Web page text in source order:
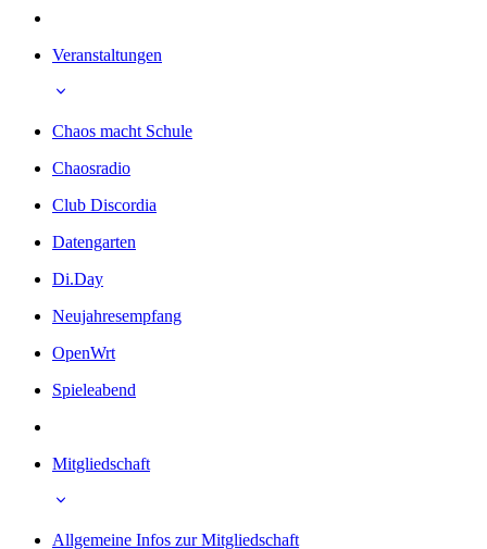
Veranstaltungen
Chaos macht Schule
Chaosradio
Club Discordia
Datengarten
Di.Day
Neujahresempfang
OpenWrt
Spieleabend
Mitgliedschaft
Allgemeine Infos zur Mitgliedschaft